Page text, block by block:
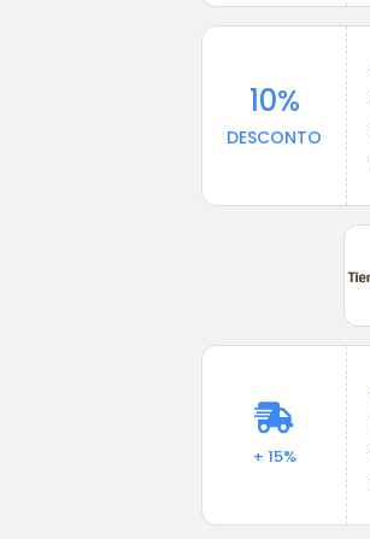
10%
DESCONTO
+ 15%